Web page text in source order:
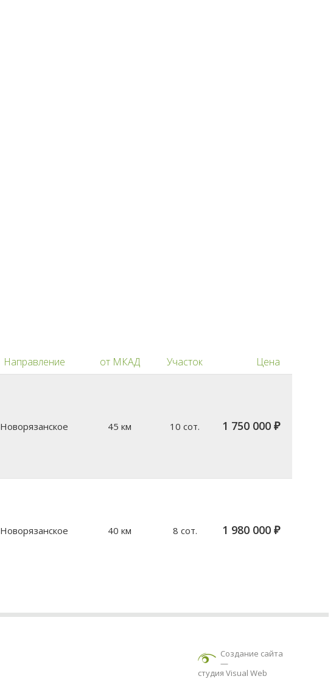
Направление от МКАД Участок Цена
Новорязанское 45 км 10 сот. 1 750 000 ₽
Новорязанское 40 км 8 сот. 1 980 000 ₽
Создание сайта
—
студия Visual Web